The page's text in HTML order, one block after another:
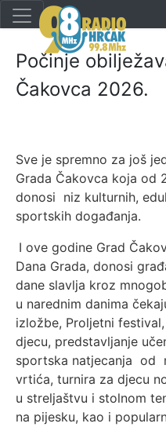
Počinje
Čakovca 2026.
Sve je spremno za još
Grada Čakovca koja od
donosi niz kulturnih,
sportskih događanja.
I ove godine Grad
Dana Grada, donosi
dane slavlja kroz
u narednim danima
izložbe, Proljetni
djecu, predstavljanje
sportska natjecanja od
vrtića, turnira za djecu
u streljaštvu i stolnom
na pijesku, kao i